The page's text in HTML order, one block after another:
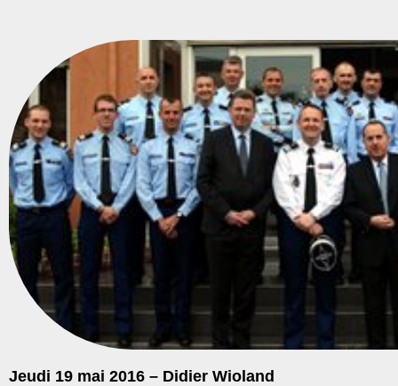
Jeudi 19 mai 2016 – Didier Wioland